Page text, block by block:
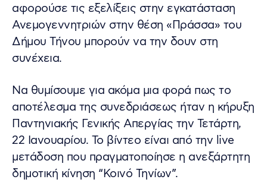
αφορούσε τις εξελίξεις στην εγκατάσταση
Ανεμογεννητριών στην θέση «Πράσσα» του
Δήμου Τήνου μπορούν να την δουν στη
συνέχεια.
Να θυμίσουμε για ακόμα μια φορά πως το
αποτέλεσμα της συνεδριάσεως ήταν η κήρυξη
Παντηνιακής Γενικής Απεργίας την Τετάρτη,
22 Ιανουαρίου. Το βίντεο είναι από την live
μετάδοση που πραγματοποίησε η ανεξάρτητη
δημοτική κίνηση “Κοινό Τηνίων”.